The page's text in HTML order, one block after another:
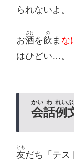
られないよ。
お酒
さけ
を飲
の
ま な
はひどい…。
会
かい
話
わ
例
れい
友
とも
だち「テス